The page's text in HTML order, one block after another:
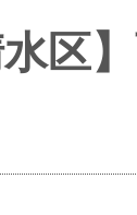
水区